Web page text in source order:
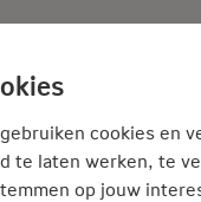
Adviseur Nieuws
Thema's
cookies en
te laten werken, te
op jouw